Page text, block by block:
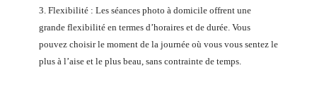
3. Flexibilité : Les séances photo à domicile offrent une
grande flexibilité en termes d’horaires et de durée. Vous
pouvez choisir le moment de la journée où vous vous sentez le
plus à l’aise et le plus beau, sans contrainte de temps.